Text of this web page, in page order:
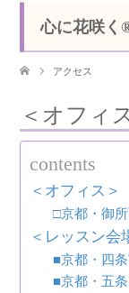
心に花咲く
アクセス
＜オフィ
contents
＜オフィス＞
□京都・御
＜レッスン会
■京都・四
■京都・五